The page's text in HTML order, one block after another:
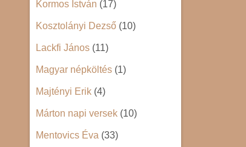
Kormos István (17)
Kosztolányi Dezső (10)
Lackfi János (11)
Magyar népköltés (1)
Majtényi Erik (4)
Márton napi versek (10)
Mentovics Éva (33)